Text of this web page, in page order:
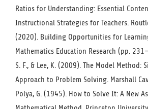
Ratios for Understanding: Essential
Instructional Strategies for Teachers.
(2020). Building Opportunities for
Mathematics Education Research (pp.
S. F., & Lee, K. (2009). The Model Method:
Approach to Problem Solving. Marshall
Polya, G. (1945). How to Solve It: A New